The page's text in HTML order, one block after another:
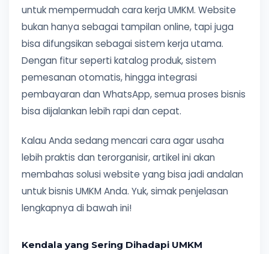
untuk mempermudah cara kerja UMKM. Website
bukan hanya sebagai tampilan online, tapi juga
bisa difungsikan sebagai sistem kerja utama.
Dengan fitur seperti katalog produk, sistem
pemesanan otomatis, hingga integrasi
pembayaran dan WhatsApp, semua proses bisnis
bisa dijalankan lebih rapi dan cepat.
Kalau Anda sedang mencari cara agar usaha
lebih praktis dan terorganisir, artikel ini akan
membahas solusi website yang bisa jadi andalan
untuk bisnis UMKM Anda. Yuk, simak penjelasan
lengkapnya di bawah ini!
Kendala yang Sering Dihadapi UMKM